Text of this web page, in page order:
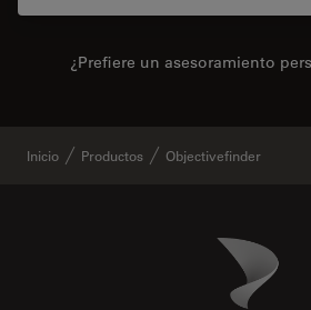
¿Prefiere un asesoramiento
Inicio Productos Objectivefinder
Danaher